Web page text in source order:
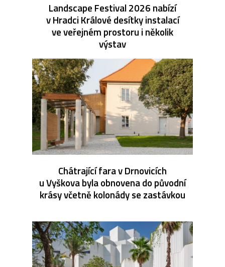
Landscape Festival 2026 nabízí
v Hradci Králové desítky instalací
ve veřejném prostoru i několik
výstav
Chátrající fara v Drnovicích
u Vyškova byla obnovena do původní
krásy včetně kolonády se zastávkou